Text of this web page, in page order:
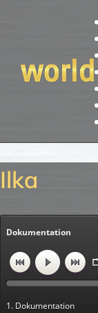
Ilka
Dokumentation
1. Dokumentation